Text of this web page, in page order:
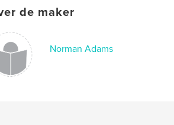
de maker
Norman Adams